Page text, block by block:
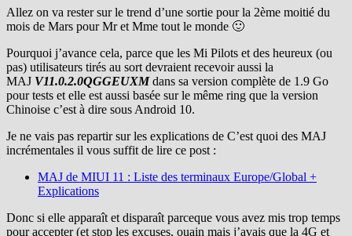
Allez on va rester sur le trend d’une sortie pour la 2ème moitié du
mois de Mars pour Mr et Mme tout le monde 🙂
Pourquoi j’avance cela, parce que les Mi Pilots et des heureux (ou
pas) utilisateurs tirés au sort devraient recevoir aussi la
MAJ V11.0.2.0QGGEUXMdans sa version complète de 1.9 Go
pour tests et elle est aussi basée sur le même ring que la version
Chinoise c’est à dire sous Android 10.
Je ne vais pas repartir sur les explications de C’est quoi des MAJ
incrémentales il vous suffit de lire ce post :
MAJ de MIUI 11 : Liste des terminaux Europe/Global +
Explications
Donc si elle apparaît et disparaît parceque vous avez mis trop temps
pour accepter (et stop les excuses, ouain mais j’avais que la 4G et